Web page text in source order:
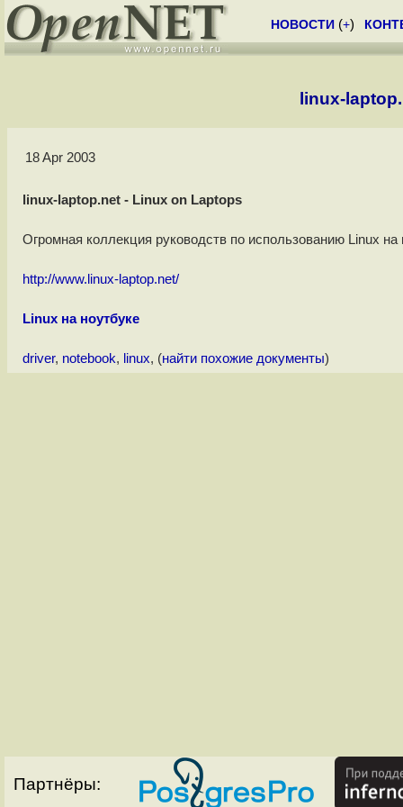
НОВОСТИ (+)
linux-
18 Apr 2003
linux-laptop.net - Linux on Laptops
Огромная коллекция руководств по использованию Linux
http://www.linux-laptop.net/
Linux на ноутбуке
driver, notebook, linux, (найти похожие документы)
Партнёры: